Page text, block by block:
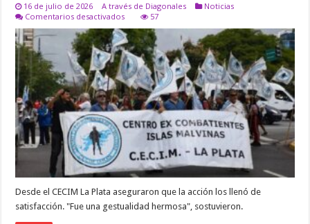
16 de julio de 2026 A través de Diagonales
Noticias
Comentarios desactivadosen
EX
COMBATIENTES
DE
MALVINAS
DE
LA
PLATA
AGRADECIERON
EL
GESTO
DE
SELECCIÓN
ARGENTINA
57
Desde el CECIM La Plata aseguraron que la acción los llenó de
satisfacción. "Fue una gestualidad hermosa", sostuvieron.